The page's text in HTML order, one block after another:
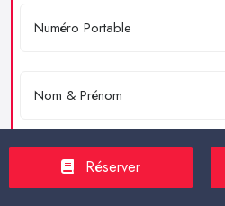
Merci de résoudre l'équation : 4 + 2 = ?
Réserver